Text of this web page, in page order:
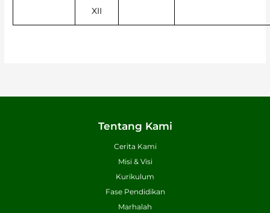
XII
Tentang Kami
Cerita Kami
Misi & Visi
Kurikulum
Fase Pendidikan
Marhalah